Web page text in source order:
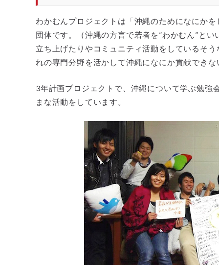
わかむんプロジェクトは「沖縄のためになにか
団体です。（沖縄の方言で若者を”わかむん”と
立ち上げたりやコミュニティ活動をしているそ
れの専門分野を活かして沖縄になにか貢献でき
3年計画プロジェクトで、沖縄について学ぶ勉強
まな活動をしています。